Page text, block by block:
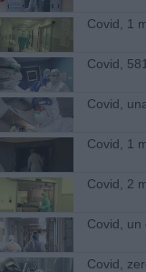
Covid, 1
Covid,
Covid,
Covid, 1
Covid, 2
Covid, un
Covid,